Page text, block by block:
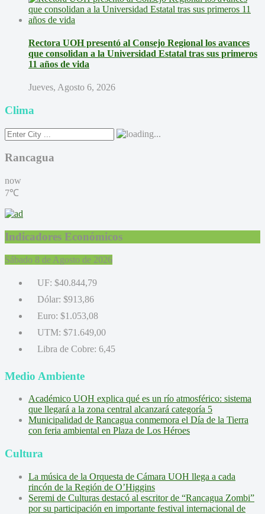
Rectora UOH presentó al Consejo Regional los avances
que consolidan a la Universidad Estatal tras sus primeros
11 años de vida
Jueves, Agosto 6, 2026
Clima
Rancagua
now
7℃
Indicadores Económicos
Sábado 8 de Agosto de 2026
UF: $40.844,79
Dólar: $913,86
Euro: $1.053,08
UTM: $71.649,00
Libra de Cobre: 6,45
Medio Ambiente
Académico UOH explica qué es un río atmosférico: sistema
que llegará a la zona central alcanzará categoría 5
Municipalidad de Rancagua conmemora el Día de la Tierra
con feria ambiental en Plaza de Los Héroes
Cultura
La música de la Orquesta de Cámara UOH llega a cada
rincón de la Región de O’Higgins
Seremi de Culturas destacó al escritor de “Rancagua Zombi”
por su participación en importante festival internacional de